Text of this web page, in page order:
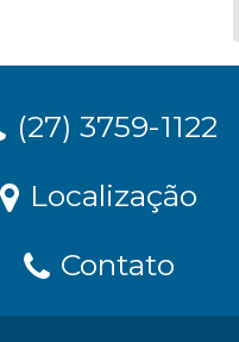
(27) 3759-1122
Localização
Contato